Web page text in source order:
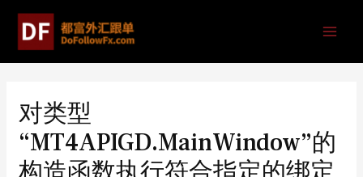
对类型
“MT4APIGD.MainWindow”的